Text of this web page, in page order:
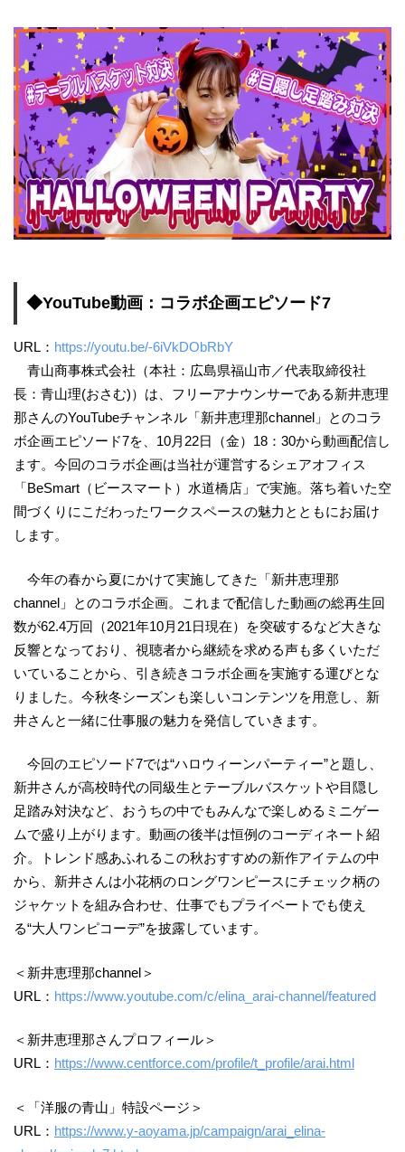
◆YouTube動画：コラボ企画エピソード7
URL： https://youtu.be/-6iVkDObRbY
青山商事株式会社（本社：広島県福山市／代表取締役社
長：青山理(おさむ)）は、フリーアナウンサーである新井恵理
那さんのYouTubeチャンネル「新井恵理那channel」とのコラ
ボ企画エピソード7を、10月22日（金）18：30から動画配信し
ます。今回のコラボ企画は当社が運営するシェアオフィス
「BeSmart（ビースマート）水道橋店」で実施。落ち着いた空
間づくりにこだわったワークスペースの魅力とともにお届け
します。
今年の春から夏にかけて実施してきた「新井恵理那
channel」とのコラボ企画。これまで配信した動画の総再生回
数が62.4万回（2021年10月21日現在）を突破するなど大きな
反響となっており、視聴者から継続を求める声も多くいただ
いていることから、引き続きコラボ企画を実施する運びとな
りました。今秋冬シーズンも楽しいコンテンツを用意し、新
井さんと一緒に仕事服の魅力を発信していきます。
今回のエピソード7では“ハロウィーンパーティー”と題し、
新井さんが高校時代の同級生とテーブルバスケットや目隠し
足踏み対決など、おうちの中でもみんなで楽しめるミニゲー
ムで盛り上がります。動画の後半は恒例のコーディネート紹
介。トレンド感あふれるこの秋おすすめの新作アイテムの中
から、新井さんは小花柄のロングワンピースにチェック柄の
ジャケットを組み合わせ、仕事でもプライベートでも使え
る“大人ワンピコーデ”を披露しています。
＜新井恵理那channel＞
URL： https://www.youtube.com/c/elina_arai-channel/featured
＜新井恵理那さんプロフィール＞
URL： https://www.centforce.com/profile/t_profile/arai.html
＜「洋服の青山」特設ページ＞
URL： https://www.y-aoyama.jp/campaign/arai_elina-